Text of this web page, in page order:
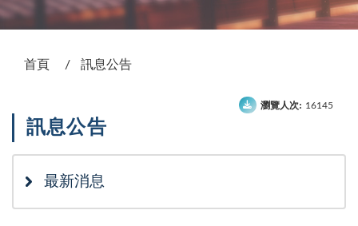
首頁 訊息公告
瀏覽人次: 16145
訊息公告
最新消息